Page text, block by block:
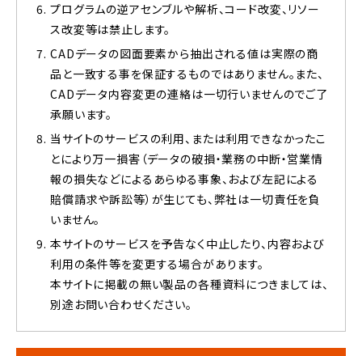
プログラムの逆アセンブルや解析、コード改変、リソー
ス改変等は禁止します。
CADデータの図面要素から抽出される値は実際の商
品と一致する事を保証するものではありません。また、
CADデータ内容変更の連絡は一切行いませんのでご了
承願います。
当サイトのサービスの利用、または利用できなかったこ
とにより万一損害（データの破損・業務の中断・営業情
報の損失などによるあらゆる事象、および左記による
賠償請求や訴訟等）が生じても、弊社は一切責任を負
いません。
本サイトのサービスを予告なく中止したり、内容および
利用の条件等を変更する場合があります。
本サイトに掲載の無い製品の各種資料につきましては、
別途お問い合わせください。